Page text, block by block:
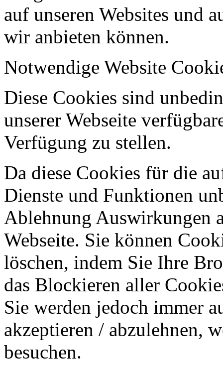
auf unseren Websites und
wir anbieten können.
Notwendige Website
Diese Cookies sind
unserer Webseite
Verfügung zu stellen.
Da diese Cookies für die
Dienste und Funktionen
Ablehnung Auswirkungen
Webseite. Sie können
löschen, indem Sie Ihre
das Blockieren aller
Sie werden jedoch immer
akzeptieren / abzulehnen,
besuchen.